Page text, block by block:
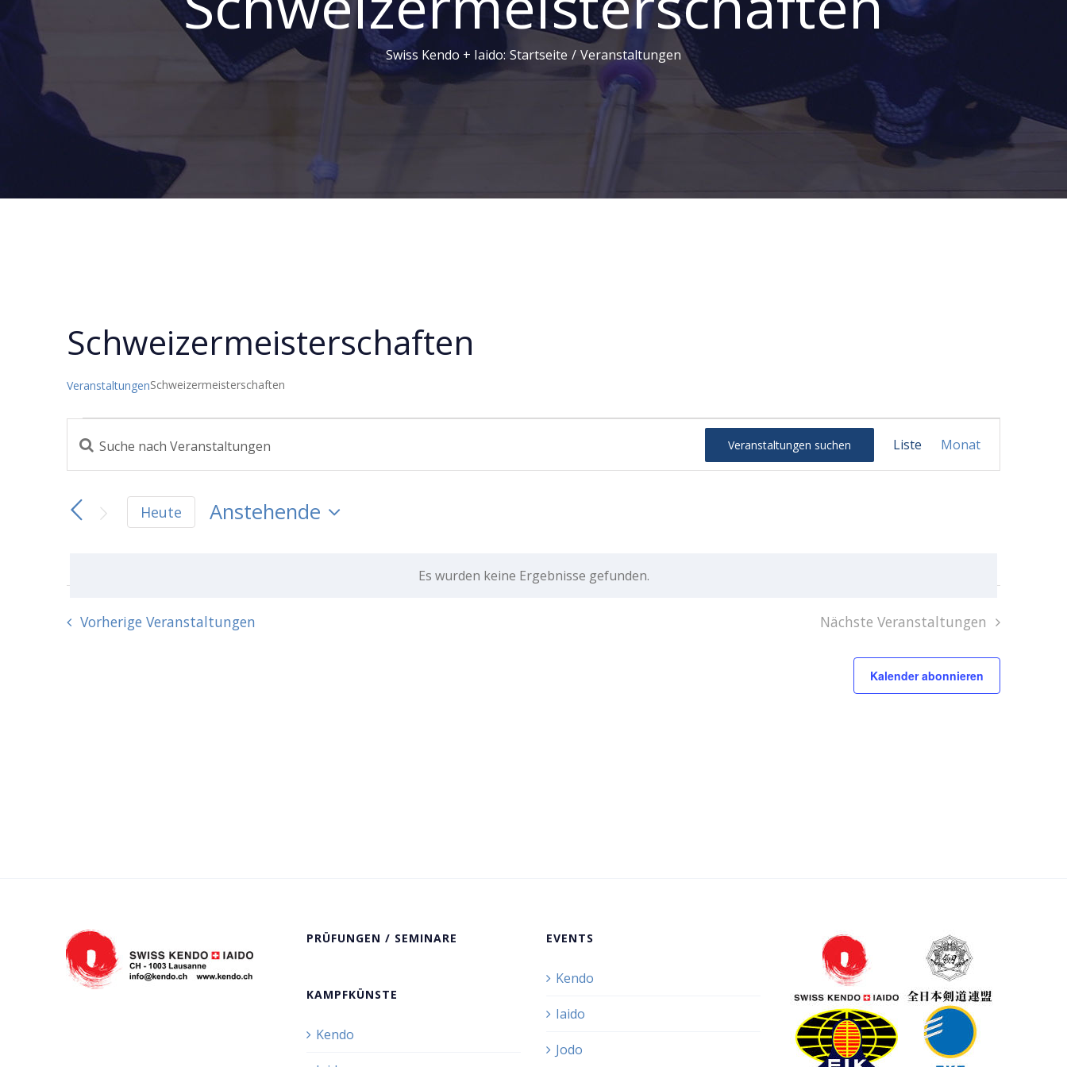
Swiss Kendo + Iaido: Startseite / Veranstaltungen
Schweizermeisterschaften
VeranstaltungenSchweizermeisterschaften
Veranstaltungen
Hinweis
Es wurden keine Ergebnisse gefunden.
Veranstaltungen
Suche
Ansichten,
Navigation
Bitte
Suche
nach
Veranstaltungen suchen
Ansichten-
Liste Monat
Heute
Anstehende
Vorherige Veranstaltungen NächsteVeranstaltungen
Kalender abonnieren
PRÜFUNGEN / SEMINARE
KAMPFKÜNSTE
Kendo
EVENTS
Kendo
Iaido
Jodo